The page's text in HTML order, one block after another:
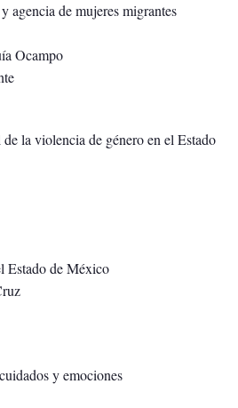
agencia de mujeres migrantes
Ocampo
la violencia de género en el Estado
Estado de México
y emociones